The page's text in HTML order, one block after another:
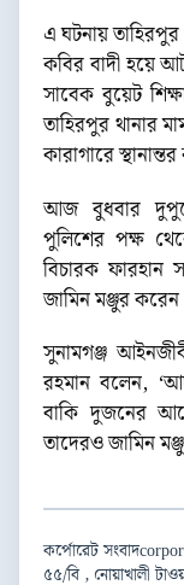
এ ঘটনায়
কবির বাদী হয়ে
সাবেক বুয়েট
তাহিরপুর থানার
কারাগারে
আজ বুধবার
পুলিশের পক্ষ
বিচারক ফারহান
জামিন মঞ্জুর
সুনামগঞ্জ
রহমান বলেন,
বাকি দুজনের
তাদেরও জামিন
কর্পোরেট সংবাদ
৫৫/বি , নোয়াখালী